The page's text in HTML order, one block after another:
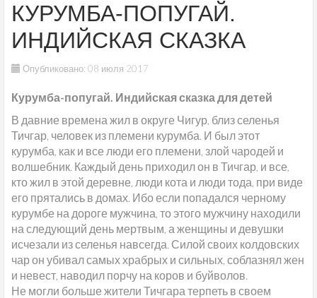
КУРУМБА-ПОПУГАЙ.
ИНДИЙСКАЯ СКАЗКА
Опубликовано: 08 июля 2017
Курумба-попугай. Индийская сказка для детей
В давние времена жил в округе Чигур, близ селенья
Тичгар, человек из племени курумба. И был этот
курумба, как и все люди его племени, злой чародей и
волшебник. Каждый день приходил он в Тичгар, и все,
кто жил в этой деревне, люди кота и люди тода, при виде
его прятались в домах. Ибо если попадался черному
курумбе на дороге мужчина, то этого мужчину находили
на следующий день мертвым, а женщины и девушки
исчезали из селенья навсегда. Силой своих колдовских
чар он убивал самых храбрых и сильных, соблазнял жен
и невест, наводил порчу на коров и буйволов.
Не могли больше жители Тичгара терпеть в своем